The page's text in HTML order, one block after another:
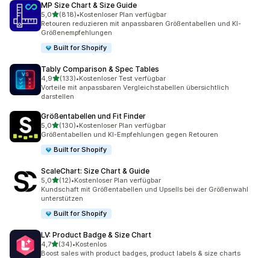
MP Size Chart & Size Guide
5,0von 5 Sternen
(818)
818 Rezensionen insgesamt
•Kostenloser Plan verfügbar
Retouren reduzieren mit anpassbaren Größentabellen und KI-
Größenempfehlungen
Built for Shopify
Tably Comparison & Spec Tables
4,9von 5 Sternen
(133)
133 Rezensionen insgesamt
•Kostenloser Test verfügbar
Vorteile mit anpassbaren Vergleichstabellen übersichtlich
darstellen
Größentabellen und Fit Finder
5,0von 5 Sternen
(130)
130 Rezensionen insgesamt
•Kostenloser Plan verfügbar
Größentabellen und KI-Empfehlungen gegen Retouren
Built for Shopify
ScaleChart: Size Chart & Guide
5,0von 5 Sternen
(12)
12 Rezensionen insgesamt
•Kostenloser Plan verfügbar
Kundschaft mit Größentabellen und Upsells bei der Größenwahl
unterstützen
Built for Shopify
LV: Product Badge & Size Chart
4,7von 5 Sternen
(34)
34 Rezensionen insgesamt
•Kostenlos
Boost sales with product badges, product labels & size charts